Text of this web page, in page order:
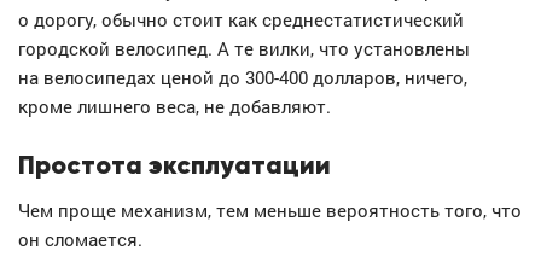
о дорогу, обычно стоит как среднестатистический
городской велосипед. А те вилки, что установлены
на велосипедах ценой до 300-400 долларов, ничего,
кроме лишнего веса, не добавляют.
Простота эксплуатации
Чем проще механизм, тем меньше вероятность того, что
он сломается.